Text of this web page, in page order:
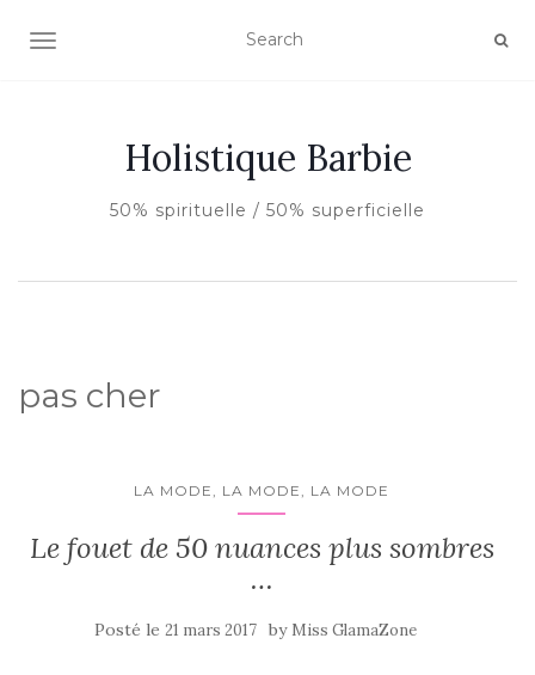
AFFICHER/MASQUER LA NAVIGATION
Holistique Barbie
50% spirituelle / 50% superficielle
pas cher
LA MODE, LA MODE, LA MODE
Le fouet de 50 nuances plus sombres
…
Posté le 21 mars 2017 by Miss GlamaZone